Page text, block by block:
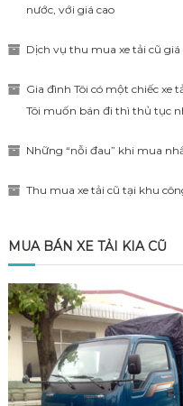
nước, với giá cao
Dịch vụ thu mua xe tải cũ giá
Gia đình Tôi có một chiếc xe
Tôi muốn bán đi thì thủ tục
Những “nỗi đau” khi mua
Thu mua xe tải cũ tại khu
MUA BÁN XE TẢI KIA CŨ